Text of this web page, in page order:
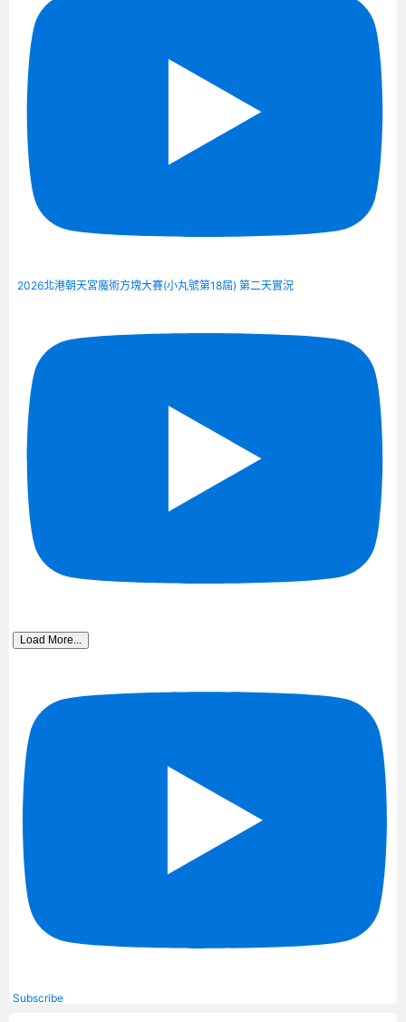
2026北港朝天宮魔術方塊大賽(小丸號第18屆) 第二天實況
Load More...
Subscribe